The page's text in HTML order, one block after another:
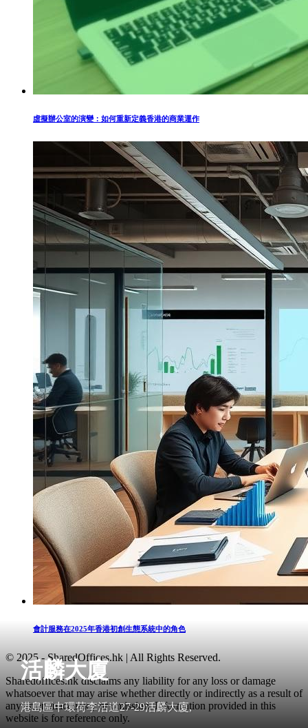
活麟大廈
港島區中環荷李活道27-29活麟大廈,
虛擬辦公室的演變：如何重新定義香港的商業運作
會計服務在2025年香港初創生態系統中的角色
© 2025 - SharedOffices.hk | All Rights Reserved.
Sharedoffices.hk disclaims any liability for any loss or damage
whatsoever that may arise whether directly or indirectly as a result of
any error, inaccuracy or omission. Information provided in this
website is for reference only.